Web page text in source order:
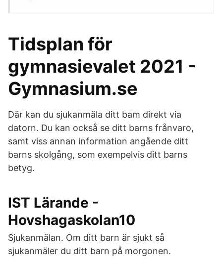
Tidsplan för
gymnasievalet 2021 -
Gymnasium.se
Där kan du sjukanmäla ditt bam direkt via
datorn. Du kan också se ditt barns frånvaro,
samt viss annan information angående ditt
barns skolgång, som exempelvis ditt barns
betyg.
IST Lärande -
Hovshagaskolan10
Sjukanmälan. Om ditt barn är sjukt så
sjukanmäler du ditt barn på morgonen.